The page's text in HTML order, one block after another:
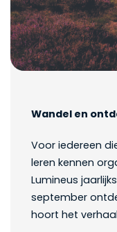
Wandel en
Voor iedereen
leren kennen
Lumineus
september
hoort het